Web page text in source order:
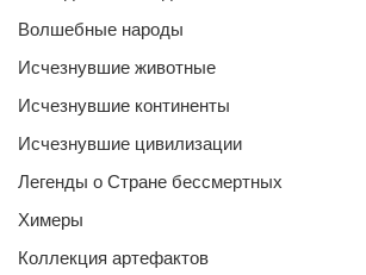
Волшебные народы
Исчезнувшие животные
Исчезнувшие континенты
Исчезнувшие цивилизации
Легенды о Стране бессмертных
Химеры
Коллекция артефактов